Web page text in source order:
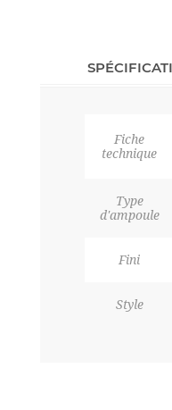
Fiche
technique
Type
d'ampoule
Fini
Style